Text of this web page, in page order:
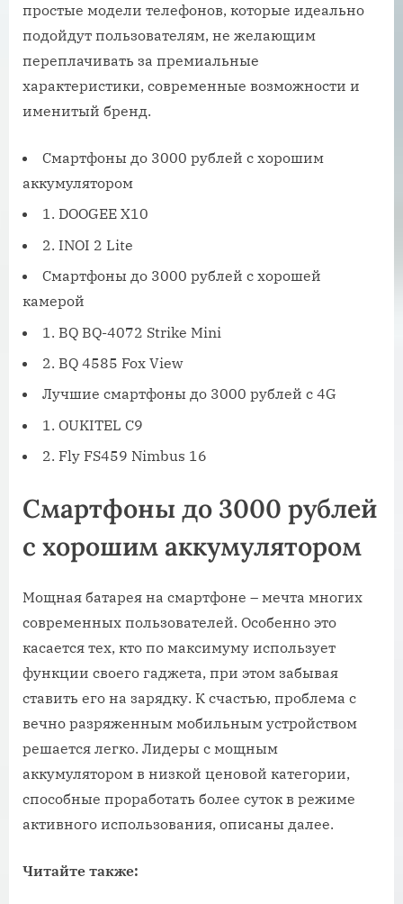
простые модели телефонов, которые идеально
подойдут пользователям, не желающим
переплачивать за премиальные
характеристики, современные возможности и
именитый бренд.
Смартфоны до 3000 рублей с хорошим
аккумулятором
1. DOOGEE X10
2. INOI 2 Lite
Смартфоны до 3000 рублей с хорошей
камерой
1. BQ BQ-4072 Strike Mini
2. BQ 4585 Fox View
Лучшие смартфоны до 3000 рублей с 4G
1. OUKITEL C9
2. Fly FS459 Nimbus 16
Смартфоны до 3000 рублей
с хорошим аккумулятором
Мощная батарея на смартфоне – мечта многих
современных пользователей. Особенно это
касается тех, кто по максимуму использует
функции своего гаджета, при этом забывая
ставить его на зарядку. К счастью, проблема с
вечно разряженным мобильным устройством
решается легко. Лидеры с мощным
аккумулятором в низкой ценовой категории,
способные проработать более суток в режиме
активного использования, описаны далее.
Читайте также: